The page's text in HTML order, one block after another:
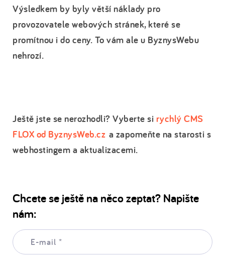
Výsledkem by byly větší náklady pro
provozovatele webových stránek, které se
promítnou i do ceny. To vám ale u ByznysWebu
nehrozí.
Ještě jste se nerozhodli? Vyberte si rychlý CMS
FLOX od ByznysWeb.cz a zapomeňte na starosti s
webhostingem a aktualizacemi.
Chcete se ještě na něco zeptat? Napište
nám:
E-
mail: